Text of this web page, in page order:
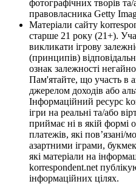
фотографічних творів та/
правовласника Getty
Матеріали сайту
старше 21 року (21+).
викликати ігрову
(принципів)
ознак залежності негайно
Пам'ятайте, що участь в
джерелом доходів або
Інформаційний ресурс
ігри на реальні та/або
приймає ні в якій формі
платежів, які пов’язані/
азартними іграми,
які матеріали на
korrespondent.net
інформаційних цілях.